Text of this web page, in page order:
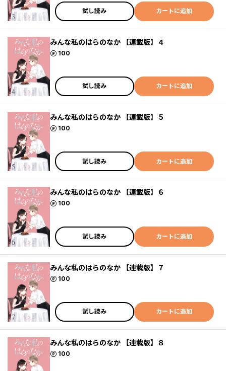
試し読み カートに追加
みんな私のはらのなか 【連載版】４
100
ポイント
試し読み カートに追加
みんな私のはらのなか 【連載版】５
100
ポイント
試し読み カートに追加
みんな私のはらのなか 【連載版】６
100
ポイント
試し読み カートに追加
みんな私のはらのなか 【連載版】７
100
ポイント
試し読み カートに追加
みんな私のはらのなか 【連載版】８
100
ポイント